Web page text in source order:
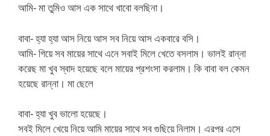
আমি- মা তুমিও আস এক সাথে খাবো বলছিনা।
বাবা- হ্যা হ্যা আস নিয়ে আস সব নিয়ে আস একবারে বসি।
আমি- গিয়ে সব মায়ের সাথে এনে সবাই মিলে খেতে বসলাম। ভালই রান্না
করেছ মা খুব স্বাদ হয়েছে বলে মায়ের প্রশংসা করলাম। কি বাবা বল কেমন
হয়েছে রান্না। মা ছেলে
বাবা- হ্যা খুব ভালো হয়েছে।
সবই মিলে খেয়ে নিয়ে আমি মায়ের সাথে সব গুছিয়ে নিলাম। এরপর এসে